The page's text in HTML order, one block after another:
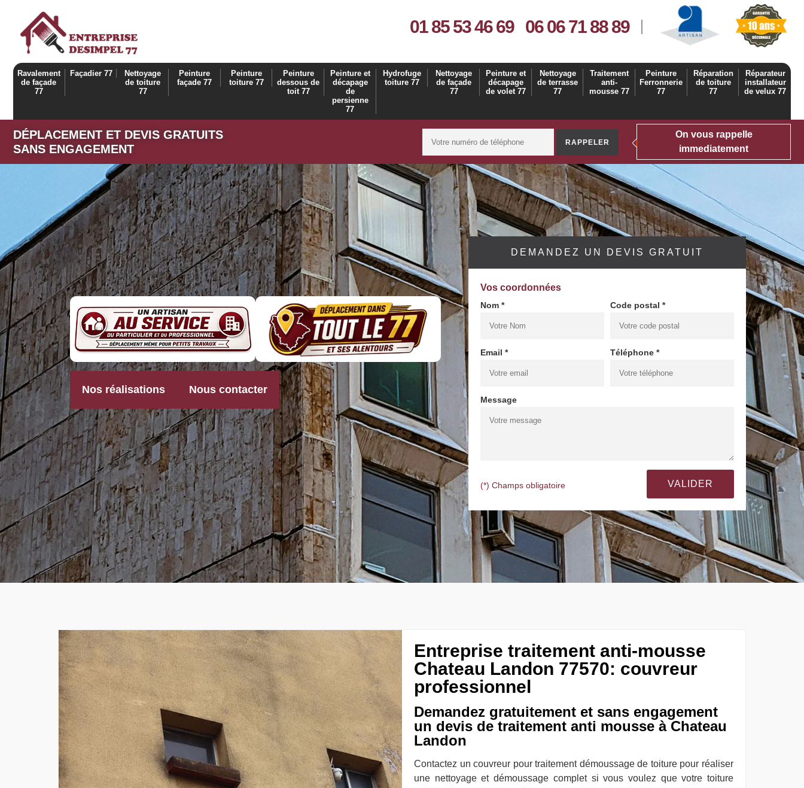
01 85 53 46 69 06 06 71 88 89
Ravalement
de façade
77
Façadier 77
Nettoyage
de toiture
77
Peinture
façade 77
Peinture
toiture 77
Peinture
dessous de
toit 77
Peinture et
décapage
de
persienne
77
Hydrofuge
toiture 77
Nettoyage
de façade
77
Peinture et
décapage
de volet 77
Nettoyage
de terrasse
77
Traitement
anti-
mousse 77
Peinture
Ferronnerie
77
Réparation
de toiture
77
Réparateur
installateur
de velux 77
DÉPLACEMENT ET DEVIS GRATUITS
SANS ENGAGEMENT
On vous rappelle
immediatement
Nos réalisations Nous contacter
DEMANDEZ UN DEVIS GRATUIT
Vos coordonnées
Nom * Code postal *
Email * Téléphone *
Message
(*) Champs obligatoire
Entreprise traitement anti-mousse
Chateau Landon 77570: couvreur
professionnel
Demandez gratuitement et sans engagement
un devis de traitement anti mousse à Chateau
Landon
Contactez un couvreur pour traitement démoussage de toiture pour réaliser
une nettoyage et démoussage complet si vous voulez que votre toiture